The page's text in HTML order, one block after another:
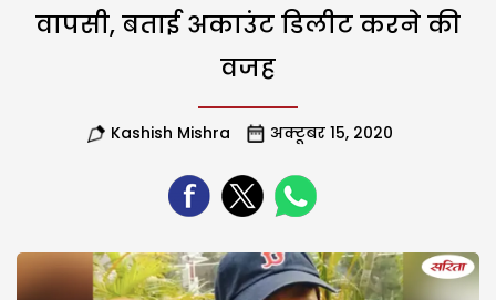
वापसी, बताई अकाउंट डिलीट करने की
वजह
Kashish Mishra अक्टूबर 15, 2020